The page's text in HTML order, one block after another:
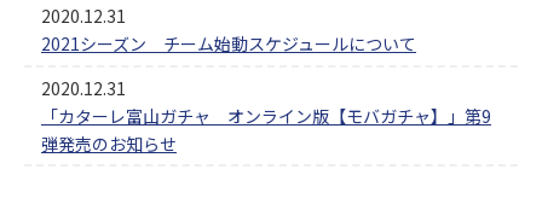
2020.12.31
2021シーズン チーム始動スケジュールについて
2020.12.31
「カターレ富山ガチャ オンライン版【モバガチャ】」第9
弾発売のお知らせ